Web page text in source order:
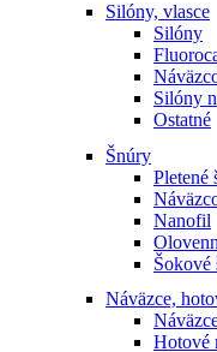
Silóny, vlasce
Silóny
Silóny
Ostatné
Šnúry
Pletené
Nanofil
Šokové
Náväzce,
Hotové